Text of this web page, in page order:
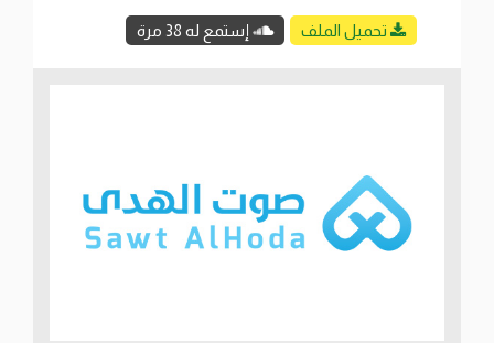
تحميل الملف إستمع له 38 مرة